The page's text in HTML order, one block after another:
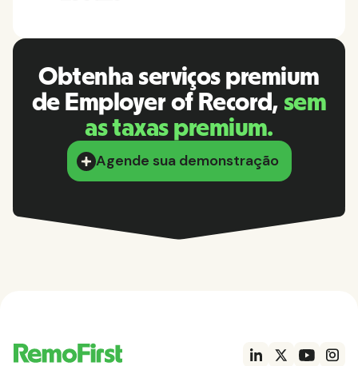
Obtenha serviços premium
de Employer of Record, sem
as taxas premium.
Agende sua demonstração